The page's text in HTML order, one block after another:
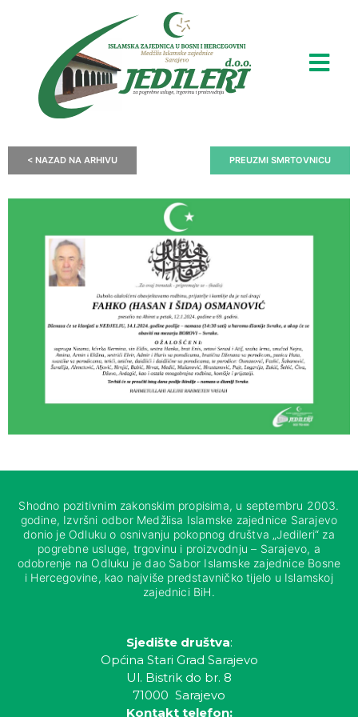
< NAZAD NA ARHIVU PREUZMI SMRTOVNICU
Shodno pozitivnim zakonskim propisima, u septembru 2003.
godine, Izvršni odbor Medžlisa Islamske zajednice Sarajevo
donio je Odluku o osnivanju pokopnog društva „Jedileri“ za
pogrebne usluge, trgovinu i proizvodnju – Sarajevo, a
odobrenje na Odluku je dao Sabor Islamske zajednice Bosne
i Hercegovine, kao najviše predstavničko tijelo u Islamskoj
zajednici BiH.
Sjedište društva:
Općina Stari Grad Sarajevo
Ul. Bistrik do br. 8
71000 Sarajevo
Kontakt telefon: